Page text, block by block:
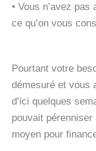
• Vous n’avez
ce qu’on vous
Pourtant votre
démesuré et vous
d’ici quelques
pouvait
moyen pour